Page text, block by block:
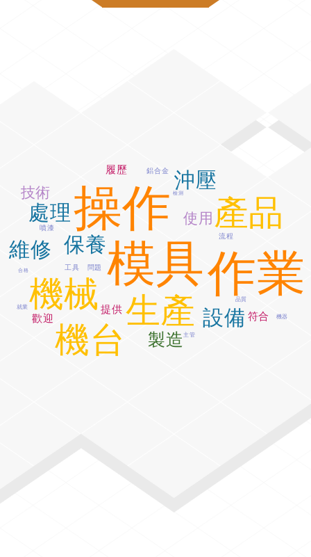
模具
操作
作業
生產
產品
機械
機台
保養
維修
設備
沖壓
處理
製造
使用
技術
符合
提供
歡迎
履歷
工具 問題
噴漆
流程
鋁合金
品質
主管
就業
機器
檢測
合格